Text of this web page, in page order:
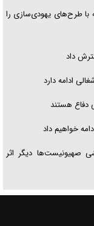
با طرح‌های یهودی‌سازی را
داد
ادامه دارد
دفاع هستند
خواهیم داد
صهیونیست‌ها دیگر اثر